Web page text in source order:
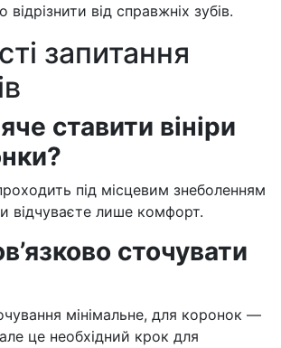
від справжніх зубів.
запитання
ставити вініри
під місцевим знеболенням
відчуваєте лише комфорт.
сточувати
мінімальне, для коронок —
це необхідний крок для